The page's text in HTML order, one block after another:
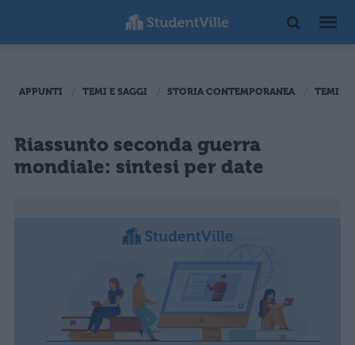
APPUNTI TEMI E SAGGI STORIA CONTEMPORANEA TEMI DI
Riassunto seconda guerra
mondiale: sintesi per date